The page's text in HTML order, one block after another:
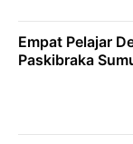
Empat Pelajar
Paskibraka